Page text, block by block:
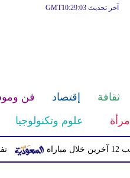
آخر تحديث GMT10:29:03
ثقافة إقتصاد فن
مرأة علوم وتكنولوجيا
تفشي